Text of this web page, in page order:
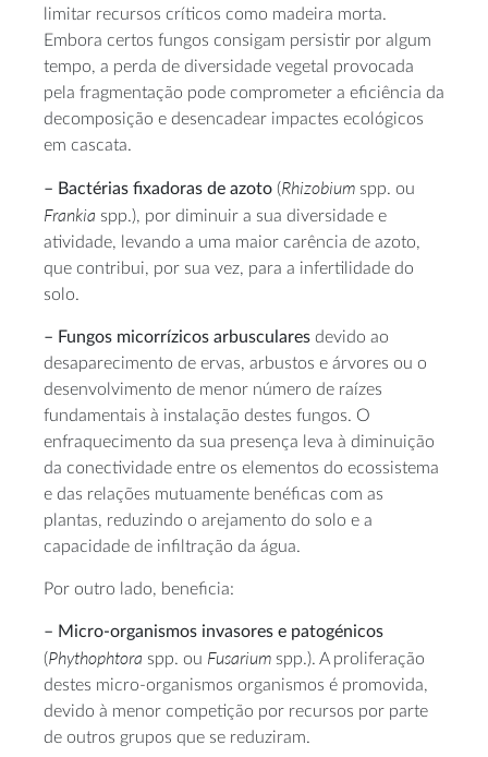
limitar recursos críticos como madeira morta.
Embora certos fungos consigam persistir por algum
tempo, a perda de diversidade vegetal provocada
pela fragmentação pode comprometer a eficiência da
decomposição e desencadear impactes ecológicos
em cascata.
– Bactérias fixadoras de azoto (Rhizobium spp. ou
Frankia spp.), por diminuir a sua diversidade e
atividade, levando a uma maior carência de azoto,
que contribui, por sua vez, para a infertilidade do
solo.
– Fungos micorrízicos arbusculares devido ao
desaparecimento de ervas, arbustos e árvores ou o
desenvolvimento de menor número de raízes
fundamentais à instalação destes fungos. O
enfraquecimento da sua presença leva à diminuição
da conectividade entre os elementos do ecossistema
e das relações mutuamente benéficas com as
plantas, reduzindo o arejamento do solo e a
capacidade de infiltração da água.
Por outro lado, beneficia:
– Micro-organismos invasores e patogénicos
(Phythophtora spp. ou Fusarium spp.). A proliferação
destes micro-organismos organismos é promovida,
devido à menor competição por recursos por parte
de outros grupos que se reduziram.